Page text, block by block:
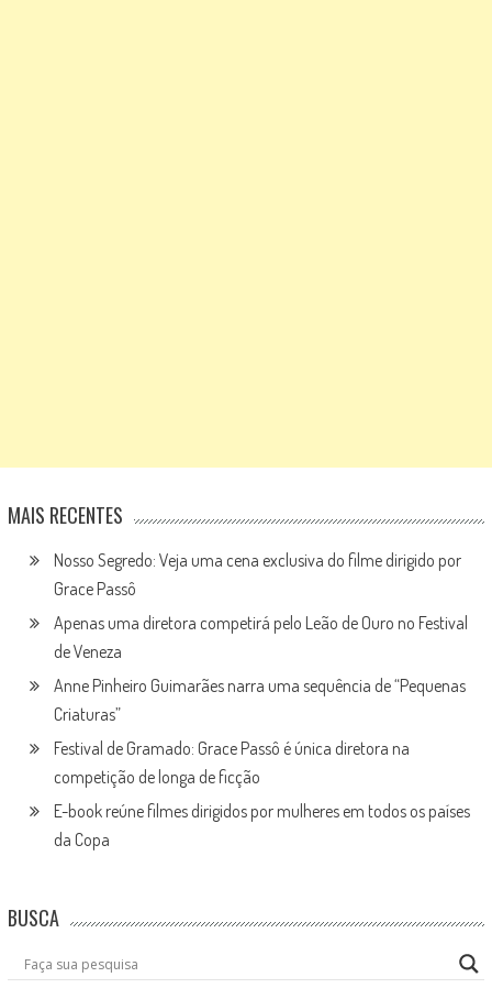
MAIS RECENTES
Nosso Segredo: Veja uma cena exclusiva do filme dirigido por
Grace Passô
Apenas uma diretora competirá pelo Leão de Ouro no Festival
de Veneza
Anne Pinheiro Guimarães narra uma sequência de “Pequenas
Criaturas”
Festival de Gramado: Grace Passô é única diretora na
competição de longa de ficção
E-book reúne filmes dirigidos por mulheres em todos os países
da Copa
BUSCA